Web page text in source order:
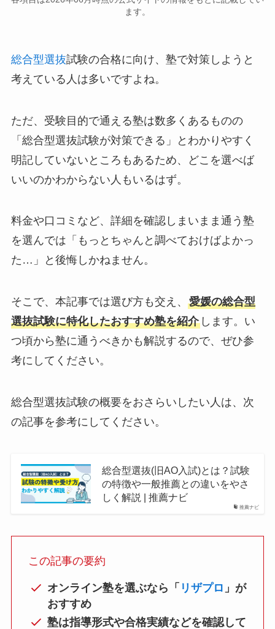
ます。
総合型選抜試験の合格に向け、塾で対策しようと
考えている人は多いですよね。
ただ、受験目的で通える塾は数多くあるものの
「総合型選抜試験が対策できる」とわかりやすく
明記していないところもあるため、どこを選べば
いいのかわからない人もいるはず。
料金や口コミなど、詳細を確認しまいまま通う塾
を選んでは「もっとちゃんと調べておけばよかっ
た…」と後悔しかねません。
そこで、本記事では選び方も交え、 愛媛の総合型
選抜試験に特化したおすすめ塾を紹介します。い
つ頃から塾に通うべきかも解説するので、ぜひ参
考にしてください。
総合型選抜試験の概要をおさらいしたい人は、次
の記事を参考にしてください。
推薦ナビ
総合型選抜(旧AO入試)とは？試験
の特徴や一般推薦との違いをやさ
しく解説 | 推薦ナビ
この記事の要約
オンライン塾を選ぶなら「 リザプロ 」が
おすすめ
塾は指導形式や合格実績などを確認して